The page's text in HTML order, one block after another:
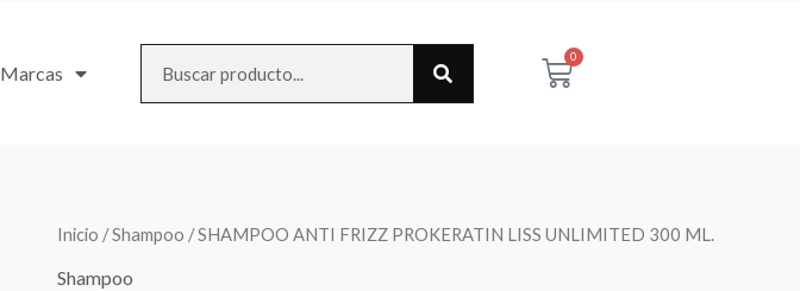
Marcas
0
Cart
Inicio /Shampoo / SHAMPOO ANTI FRIZZ PROKERATIN LISS UNLIMITED 300 ML.
Shampoo
SHAMPOO
ANTI